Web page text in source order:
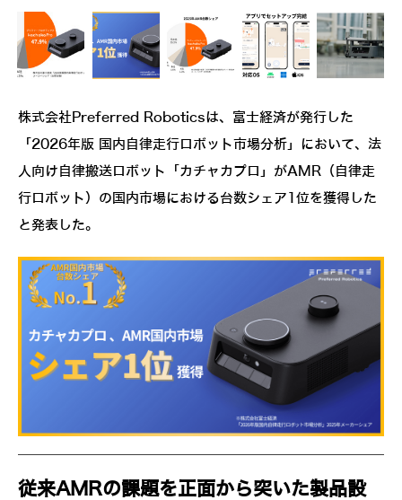
株式会社Preferred Roboticsは、富士経済が発行した
「2026年版 国内自律走行ロボット市場分析」において、法
人向け自律搬送ロボット「カチャカプロ」がAMR（自律走
行ロボット）の国内市場における台数シェア1位を獲得した
と発表した。
従来AMRの課題を正面から突いた製品設